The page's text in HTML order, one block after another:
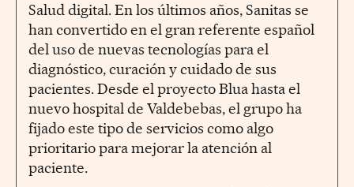
Salud digital. En los últimos años, Sanitas se
han convertido en el gran referente español
del uso de nuevas tecnologías para el
diagnóstico, curación y cuidado de sus
pacientes. Desde el proyecto Blua hasta el
nuevo hospital de Valdebebas, el grupo ha
fijado este tipo de servicios como algo
prioritario para mejorar la atención al
paciente.